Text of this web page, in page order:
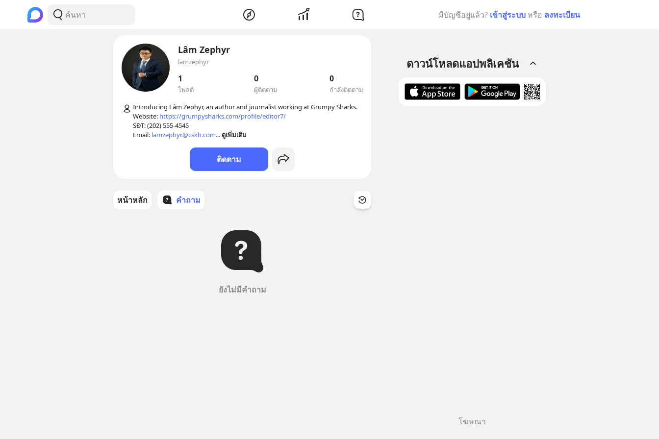
มีบัญชีอยู่แล้ว? เข้าสู่ระบบ หรือ ลงทะเบียน
Lâm Zephyr
lamzephyr
1
โพสต์
0
ผู้ติดตาม
0
กำลังติดตาม
Introducing Lâm Zephyr, an author and journalist working at Grumpy Sharks.
Website: https://grumpysharks.com/profile/editor7/
SĐT: (202) 555-4545
Email: lamzephyr@cskh.com... ดูเพิ่มเติม
ติดตาม
หน้าหลัก คำถาม
ยังไม่มีคำถาม
ดาวน์โหลดแอปพลิเคชัน
โฆษณา